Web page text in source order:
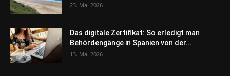
23. Mai 2026
Das digitale Zertifikat: So erledigt man
Behördengänge in Spanien von der...
13. Mai 2026